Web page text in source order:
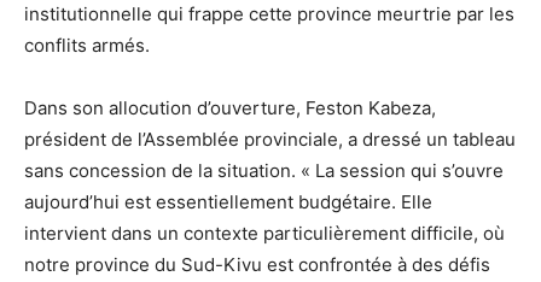
institutionnelle qui frappe cette province meurtrie par les
conflits armés.
Dans son allocution d’ouverture, Feston Kabeza,
président de l’Assemblée provinciale, a dressé un tableau
sans concession de la situation. « La session qui s’ouvre
aujourd’hui est essentiellement budgétaire. Elle
intervient dans un contexte particulièrement difficile, où
notre province du Sud-Kivu est confrontée à des défis